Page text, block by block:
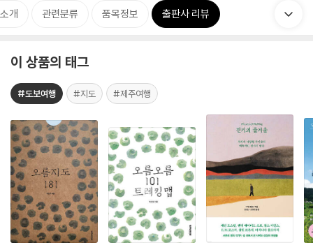
개 관련분류 품목정보 출판사 리뷰
이 상품의 태그
#도보여행 #지도 #제주여행